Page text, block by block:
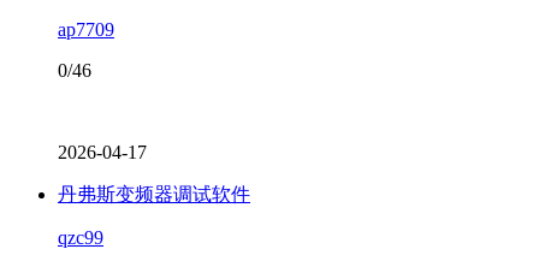
ap7709
0/46
2026-04-17
丹弗斯变频器调试软件
qzc99